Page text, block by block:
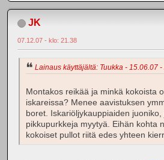
JK
07.12.07 - klo: 21.38
Lainaus käyttäjältä: Tuukka - 15.06.07
Montakos reikää ja minkä kokoista
iskareissa? Menee aavistuksen
boret. Iskariöljykauppiaiden juoniko,
pikkupurkkeja myytyä. Eihän kohta
kokoiset pullot riitä edes yhteen